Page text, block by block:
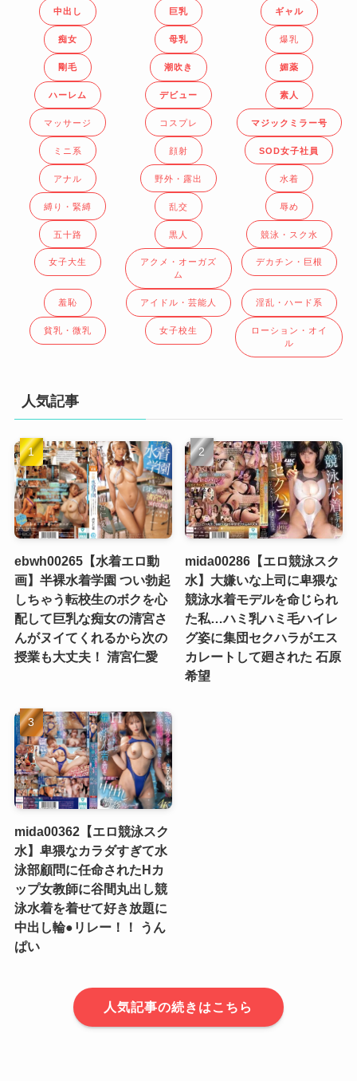
中出し 巨乳 ギャル
痴女 母乳 爆乳
剛毛 潮吹き 媚薬
ハーレム デビュー 素人
マッサージ コスプレ マジックミラー号
ミニ系 顔射 SOD女子社員
アナル 野外・露出 水着
縛り・緊縛 乱交 辱め
五十路 黒人 競泳・スク水
女子大生
アクメ・オーガズ
ム
デカチン・巨根
羞恥 アイドル・芸能人 淫乱・ハード系
貧乳・微乳 女子校生
ローション・オイ
ル
人気記事
ebwh00265【水着エロ動
画】半裸水着学園 つい勃起
しちゃう転校生のボクを心
配して巨乳な痴女の清宮さ
んがヌイてくれるから次の
授業も大丈夫！ 清宮仁愛
mida00286【エロ競泳スク
水】大嫌いな上司に卑猥な
競泳水着モデルを命じられ
た私…ハミ乳ハミ毛ハイレ
グ姿に集団セクハラがエス
カレートして廻された 石原
希望
mida00362【エロ競泳スク
水】卑猥なカラダすぎて水
泳部顧問に任命されたHカ
ップ女教師に谷間丸出し競
泳水着を着せて好き放題に
中出し輪●リレー！！ うん
ぱい
人気記事の続きはこちら